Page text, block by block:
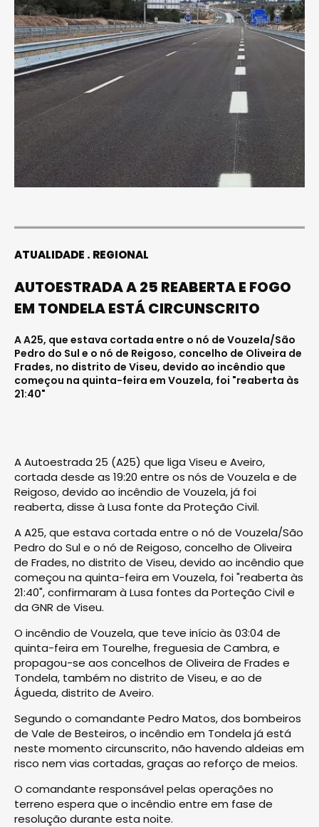
ATUALIDADE REGIONAL
AUTOESTRADA A 25 REABERTA E FOGO
EM TONDELA ESTÁ CIRCUNSCRITO
A A25, que estava cortada entre o nó de Vouzela/São
Pedro do Sul e o nó de Reigoso, concelho de Oliveira de
Frades, no distrito de Viseu, devido ao incêndio que
começou na quinta-feira em Vouzela, foi "reaberta às
21:40"
A Autoestrada 25 (A25) que liga Viseu e Aveiro,
cortada desde as 19:20 entre os nós de Vouzela e de
Reigoso, devido ao incêndio de Vouzela, já foi
reaberta, disse à Lusa fonte da Proteção Civil.
A A25, que estava cortada entre o nó de Vouzela/São
Pedro do Sul e o nó de Reigoso, concelho de Oliveira
de Frades, no distrito de Viseu, devido ao incêndio que
começou na quinta-feira em Vouzela, foi "reaberta às
21:40", confirmaram à Lusa fontes da Porteção Civil e
da GNR de Viseu.
O incêndio de Vouzela, que teve início às 03:04 de
quinta-feira em Tourelhe, freguesia de Cambra, e
propagou-se aos concelhos de Oliveira de Frades e
Tondela, também no distrito de Viseu, e ao de
Águeda, distrito de Aveiro.
Segundo o comandante Pedro Matos, dos bombeiros
de Vale de Besteiros, o incêndio em Tondela já está
neste momento circunscrito, não havendo aldeias em
risco nem vias cortadas, graças ao reforço de meios.
O comandante responsável pelas operações no
terreno espera que o incêndio entre em fase de
resolução durante esta noite.